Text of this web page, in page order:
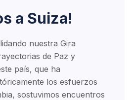
a Suiza!
nuestra Gira
de Paz y
país, que ha
los esfuerzos
sostuvimos encuentros